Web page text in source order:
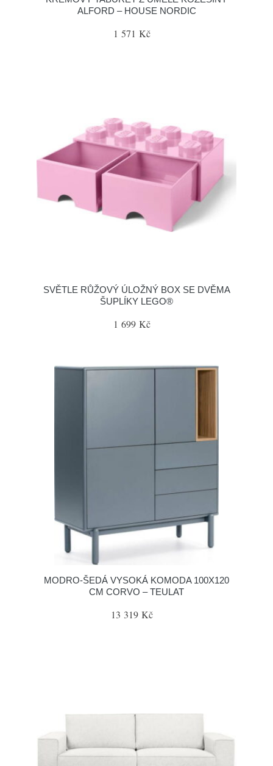
ALFORD – HOUSE NORDIC
1 571 Kč
SVĚTLE RŮŽOVÝ ÚLOŽNÝ BOX SE DVĚMA
ŠUPLÍKY LEGO®
1 699 Kč
MODRO-ŠEDÁ VYSOKÁ KOMODA 100X120
CM CORVO – TEULAT
13 319 Kč